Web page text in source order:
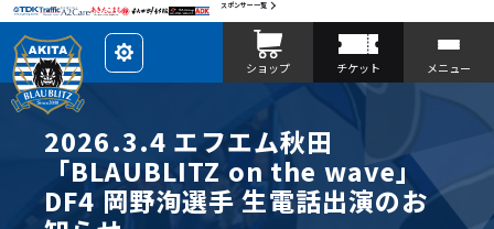
スポンサー一覧
レ
イ
ア
を
カ
ス
タ
マ
イ
ズ
ショップ チケット メニュー
2026.3.4 エフエム秋田
「BLAUBLITZ on the wave」
DF4 岡野洵選手 生電話出演のお